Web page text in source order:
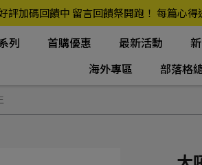
評加碼回饋中 留言回饋祭開跑！ 每篇心得
列 首購優惠 最新活動
海外專區
部落格